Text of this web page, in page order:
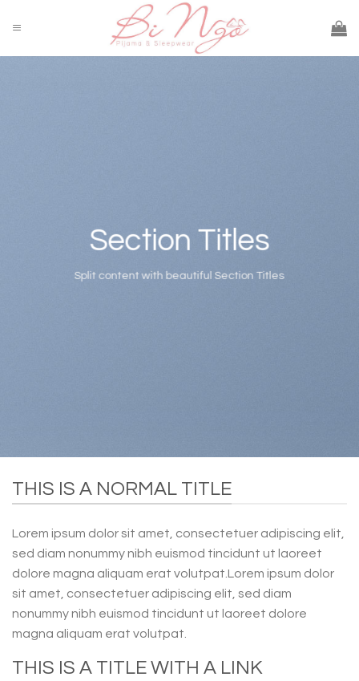
Section Titles
Split content with beautiful Section Titles
THIS IS A NORMAL TITLE
Lorem ipsum dolor sit amet, consectetuer adipiscing elit,
sed diam nonummy nibh euismod tincidunt ut laoreet
dolore magna aliquam erat volutpat.Lorem ipsum dolor
sit amet, consectetuer adipiscing elit, sed diam
nonummy nibh euismod tincidunt ut laoreet dolore
magna aliquam erat volutpat.
THIS IS A TITLE WITH A LINK